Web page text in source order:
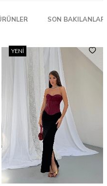
SON BAKILANLAR
YENI